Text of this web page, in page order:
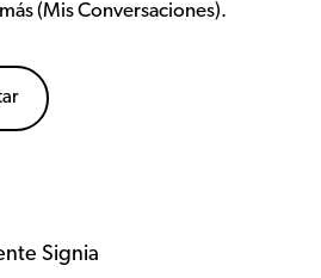
(Mis Conversaciones).
Signia